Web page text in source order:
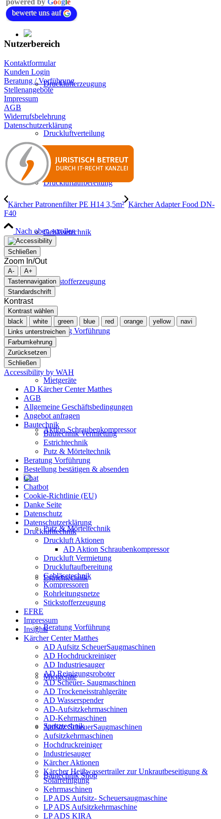
Drucklufterzeugung
Druckluftverteilung
Druckluftaufbereitung
Gebläsetechnik
Stickstofferzeugung
Beratung Vorführung
Mietgeräte
Aktion Schraubenkompressor
Putz & Mörteltechnik
Estrichtechnik
Beratung Vorführung
Mietgeräte
Spritztechnik
Bautechnik Shop
powered by Goog e
bewerte uns auf
Nutzerbereich
Kontaktformular
Kunden Login
Beratung / Vorführung
Stellenangebote
Impressum
AGB
Widerrufsbelehrung
Datenschutzerklärung
Kärcher Patronenfilter PE H14 3,5m² Kärcher Adapter Food DN-
F40
Nach oben scrollen
Schließen
Zoom In/Out
A-
A+
Tastennavigation
Standardschrift
Kontrast
Kontrast wählen
black
white green blue red orange yellow
navi
Links unterstreichen
Farbumkehrung
Zurücksetzen
Schließen
Accessibility by WAH
AD Kärcher Center Matthes
AGB
Allgemeine Geschäftsbedingungen
Angebot anfragen
Bautechnik
Bautechnik Vermietung
Estrichtechnik
Putz & Mörteltechnik
Beratung Vorführung
Bestellung bestätigen & absenden
Chat
Chatbot
Cookie-Richtlinie (EU)
Danke Seite
Datenschutz
Datenschutzerklärung
Drucklufttechnik
Druckluft Aktionen
AD Aktion Schraubenkompressor
Druckluft Vermietung
Druckluftaufbereitung
Gebläsetechnik
Kompressoren
Rohrleitungsnetze
Stickstofferzeugung
EFRE
Impressum
Insights
Kärcher Center Matthes
AD Aufsitz ScheuerSaugmaschinen
AD Hochdruckreiniger
AD Industriesauger
AD Reinigungsroboter
AD Scheuer- Saugmaschinen
AD Trockeneisstrahlgeräte
AD Wasserspender
AD-Aufsitzkehrmaschinen
AD-Kehrmaschinen
Aufsitz ScheuerSaugmaschinen
Aufsitzkehrmaschinen
Hochdruckreiniger
Industriesauger
Kärcher Aktionen
Kärcher Heißwassertrailer zur Unkrautbeseitigung &
Solarreinigung
Kehrmaschinen
LP ADS Aufsitz- Scheuersaugmaschine
LP ADS Aufsitzkehrmaschine
LP ADS KIRA